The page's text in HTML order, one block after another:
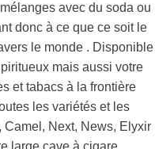
avec du soda ou
donc à ce que ce soit le
le monde . Disponible
mais aussi votre
et tabacs à la frontière
les variétés et les
Camel, Next, News, Elyxir